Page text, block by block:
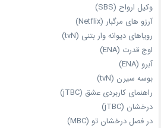
وکیل ارواح (SBS)
آرزو های مرگبار (Netflix)
رویاهای دیوانه‌ وار بتنی (tvN)
اوج قدرت (ENA)
آبرو (ENA)
بوسه سیرن (tvN)
راهنمای کاربردی عشق (jTBC)
درخشان (jTBC)
در فصل درخشان تو (MBC)